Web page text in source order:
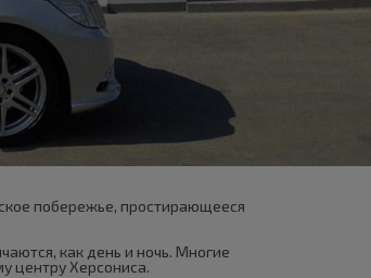
побережье, простирающееся
как день и ночь. Многие
центру Херсониса.